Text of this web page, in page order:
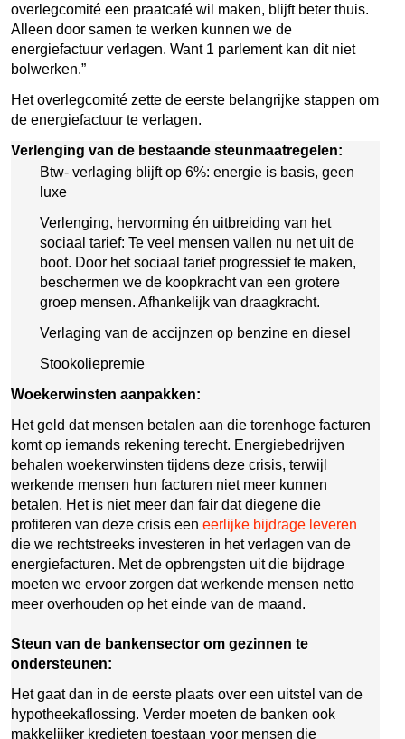
overlegcomité een praatcafé wil maken, blijft beter thuis.
Alleen door samen te werken kunnen we de
energiefactuur verlagen. Want 1 parlement kan dit niet
bolwerken.”
Het overlegcomité zette de eerste belangrijke stappen om
de energiefactuur te verlagen.
Verlenging van de bestaande steunmaatregelen:
Btw- verlaging blijft op 6%: energie is basis, geen
luxe
Verlenging, hervorming én uitbreiding van het
sociaal tarief: Te veel mensen vallen nu net uit de
boot. Door het sociaal tarief progressief te maken,
beschermen we de koopkracht van een grotere
groep mensen. Afhankelijk van draagkracht.
Verlaging van de accijnzen op benzine en diesel
Stookoliepremie
Woekerwinsten aanpakken:
Het geld dat mensen betalen aan die torenhoge facturen
komt op iemands rekening terecht. Energiebedrijven
behalen woekerwinsten tijdens deze crisis, terwijl
werkende mensen hun facturen niet meer kunnen
betalen. Het is niet meer dan fair dat diegene die
profiteren van deze crisis een eerlijke bijdrage leveren
die we rechtstreeks investeren in het verlagen van de
energiefacturen. Met de opbrengsten uit die bijdrage
moeten we ervoor zorgen dat werkende mensen netto
meer overhouden op het einde van de maand.
Steun van de bankensector om gezinnen te
ondersteunen:
Het gaat dan in de eerste plaats over een uitstel van de
hypotheekaflossing. Verder moeten de banken ook
makkelijker kredieten toestaan voor mensen die